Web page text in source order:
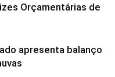
Orçamentárias de
apresenta balanço